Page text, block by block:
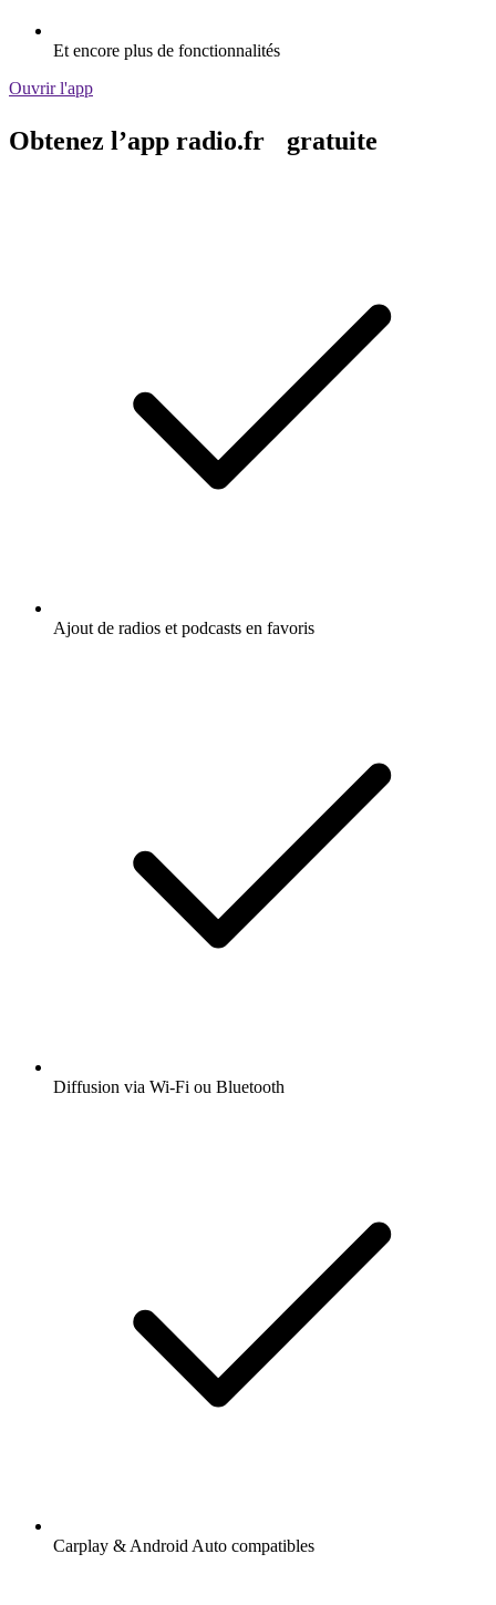
Et encore plus de fonctionnalités
Ouvrir l'app
Obtenez l’app radio.fr gratuite
Ajout de radios et podcasts en favoris
Diffusion via Wi-Fi ou Bluetooth
Carplay & Android Auto compatibles